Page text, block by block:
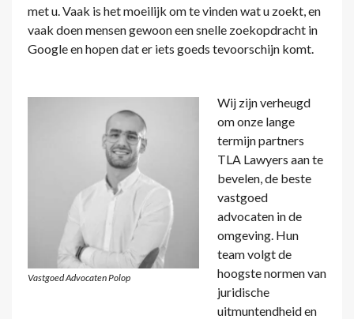
met u. Vaak is het moeilijk om te vinden wat u zoekt, en
vaak doen mensen gewoon een snelle zoekopdracht in
Google en hopen dat er iets goeds tevoorschijn komt.
Vastgoed Advocaten Polop
Wij zijn verheugd
om onze lange
termijn partners
TLA Lawyers aan te
bevelen, de beste
vastgoed
advocaten in de
omgeving. Hun
team volgt de
hoogste normen van
juridische
uitmuntendheid en